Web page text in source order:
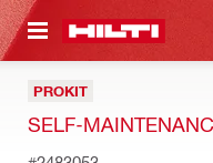
으로 건너뛰기
PROKIT
SELF-